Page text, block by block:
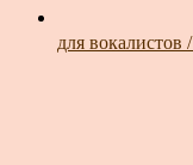
для вокалистов